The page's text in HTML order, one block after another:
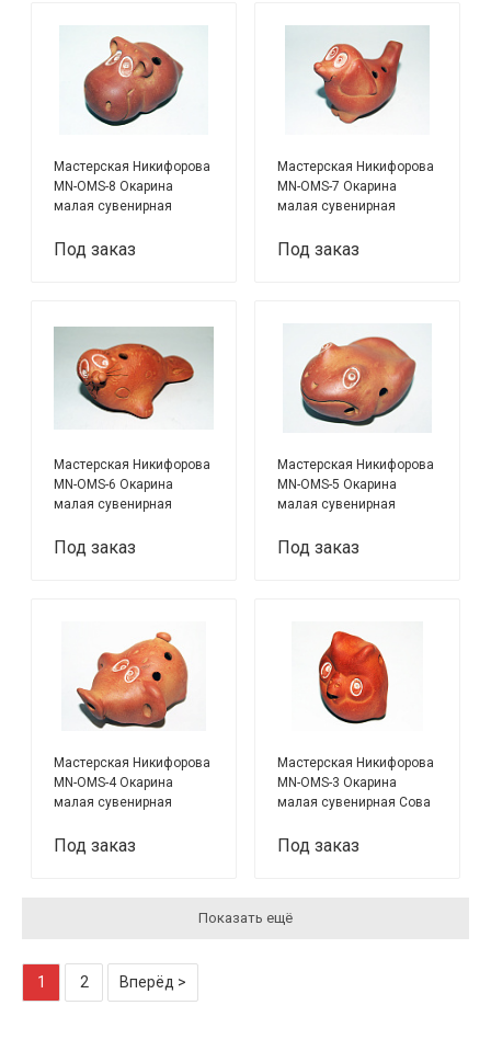
Мастерская Никифорова
MN-OMS-8 Окарина
малая сувенирная
Под заказ
Мастерская Никифорова
MN-OMS-7 Окарина
малая сувенирная
Под заказ
Мастерская Никифорова
MN-OMS-6 Окарина
малая сувенирная
Под заказ
Мастерская Никифорова
MN-OMS-5 Окарина
малая сувенирная
Под заказ
Мастерская Никифорова
MN-OMS-4 Окарина
малая сувенирная
Под заказ
Мастерская Никифорова
MN-OMS-3 Окарина
малая сувенирная Сова
Под заказ
Показать ещё
1 2 Вперёд >